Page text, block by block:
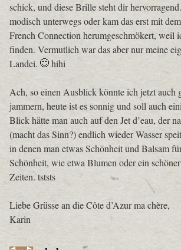
schick, und diese Brille steht dir
modisch unterwegs oder kam das erst mit
French Connection herumgeschmökert,
finden. Vermutlich war das aber nur meine
Landei.
hihi
Ach, so einen Ausblick könnte ich jetzt auch
jammern, heute ist es sonnig und soll auch
Blick hätte man auch auf den Jet d’eau, der
(macht das Sinn?) endlich wieder Wasser
in denen man etwas Schönheit und Balsam
Schönheit, wie etwa Blumen oder ein
Zeiten. tststs
Liebe Grüsse an die Côte d’Azur ma chère,
Karin